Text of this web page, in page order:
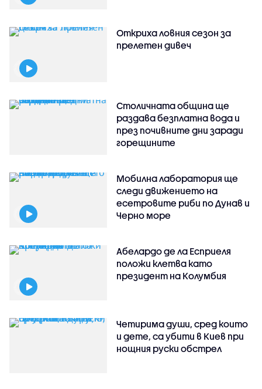
Откриха ловния сезон за
прелетен дивеч
Столичната община ще
раздава безплатна вода и
през почивните дни заради
горещините
Мобилна лаборатория ще
следи движението на
есетровите риби по Дунав и
Черно море
Абелардо де ла Есприеля
положи клетва като
президент на Колумбия
Четирима души, сред които
и дете, са убити в Киев при
нощния руски обстрел